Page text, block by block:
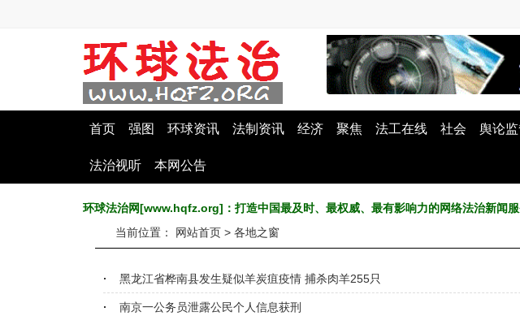
首页 强图 环球资讯 法制资讯 经济 聚焦 法工在线 社会 舆论
法治视听 本网公告
环球法治网[www.hqfz.org]：打造中国最及时、最权威、最有影响力的网络法治新闻
当前位置： 网站首页 > 各地之窗
黑龙江省桦南县发生疑似羊炭疽疫情 捕杀肉羊255只
南京一公务员泄露公民个人信息获刑